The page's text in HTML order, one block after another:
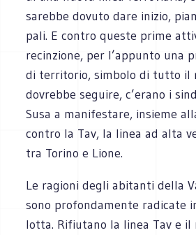
sarebbe dovuto dare inizio,
pali. E contro queste prime
recinzione, per l’appunto una
di territorio, simbolo di tutto il
dovrebbe seguire, c’erano i
Susa a manifestare, insieme
contro la Tav, la linea ad alta
tra Torino e Lione.
Le ragioni degli abitanti della
sono profondamente radicate
lotta. Rifiutano la linea Tav e il